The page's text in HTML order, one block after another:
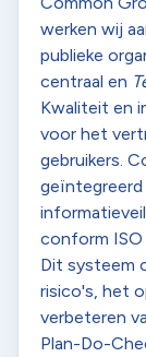
werken wij
publieke
centraal en
Kwaliteit en
voor het
gebruikers.
conform ISO
Dit systeem
risico's, het
verbeteren
Plan-Do-